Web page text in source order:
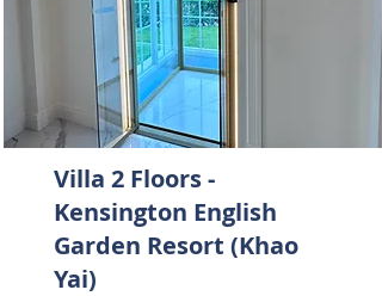
Villa 2 Floors -
Kensington English
Garden Resort (Khao
Yai)